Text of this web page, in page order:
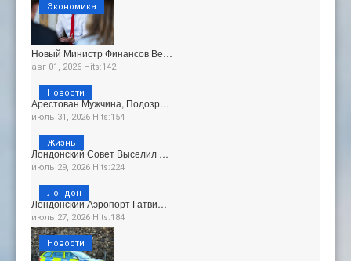
Новый Министр Финансов Ве…
авг 01, 2026 Hits:142
Экономика
Арестован Мужчина, Подозр…
июль 31, 2026 Hits:154
Новости
Лондонский Совет Выселил …
июль 29, 2026 Hits:224
Жизнь
Лондонский Аэропорт Гатви…
июль 27, 2026 Hits:184
Лондон
Новости